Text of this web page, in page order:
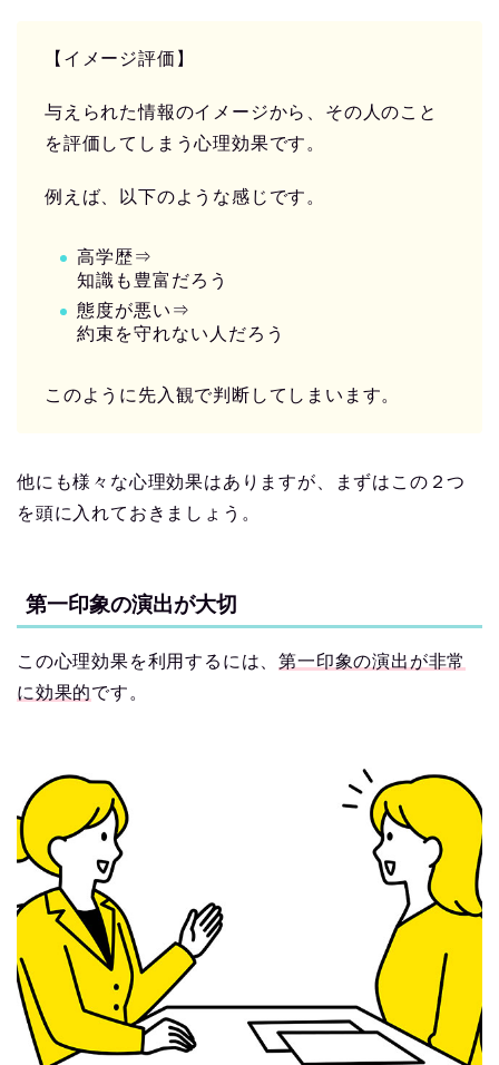
【イメージ評価】
与えられた情報のイメージから、その人のこと
を評価してしまう心理効果です。
例えば、以下のような感じです。
高学歴⇒
知識も豊富だろう
態度が悪い⇒
約束を守れない人だろう
このように先入観で判断してしまいます。
他にも様々な心理効果はありますが、まずはこの２つ
を頭に入れておきましょう。
第一印象の演出が大切
この心理効果を利用するには、第一印象の演出が非常
に効果的です。